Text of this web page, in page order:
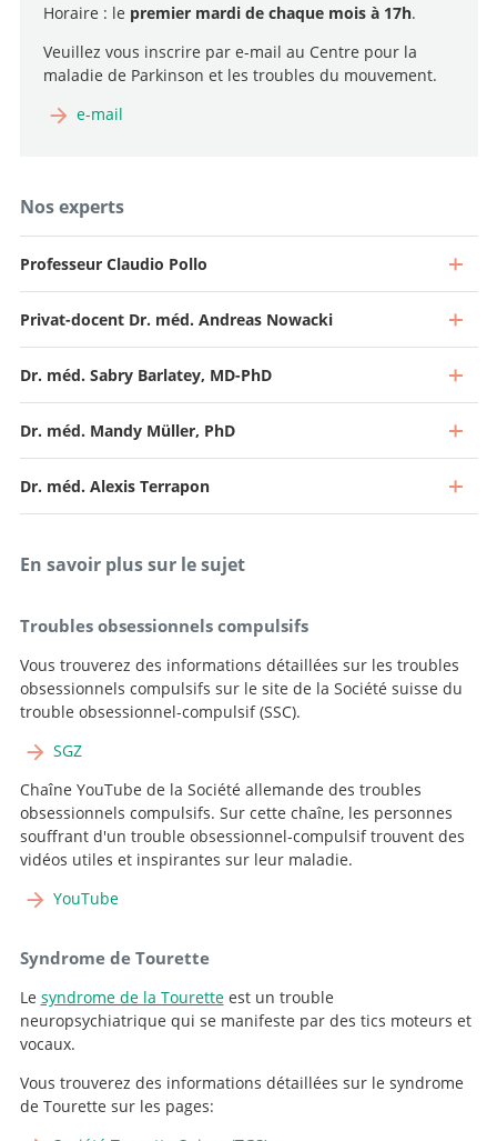
Horaire : le premier mardi de chaque mois à 17h.
Veuillez vous inscrire par e-mail au Centre pour la
maladie de Parkinson et les troubles du mouvement.
e-mail
Nos experts
Professeur Claudio Pollo
Médecin spécialiste à 40 %, Chef de la neurochirurgie
fonctionnelle
Aller au profil
Privat-docent Dr. méd. Andreas Nowacki
Dr. méd. Sabry Barlatey, MD-PhD
Chef de Clinique
Aller au profil
Dr. méd. Mandy Müller, PhD
Cheffe de clinique
Dr. méd. Alexis Terrapon
Chef de clinique adjoint
En savoir plus sur le sujet
Troubles obsessionnels compulsifs
Vous trouverez des informations détaillées sur les troubles
obsessionnels compulsifs sur le site de la Société suisse du
trouble obsessionnel-compulsif (SSC).
SGZ
Chaîne YouTube de la Société allemande des troubles
obsessionnels compulsifs. Sur cette chaîne, les personnes
souffrant d'un trouble obsessionnel-compulsif trouvent des
vidéos utiles et inspirantes sur leur maladie.
YouTube
Syndrome de Tourette
Le syndrome de la Touretteest un trouble
neuropsychiatrique qui se manifeste par des tics moteurs et
vocaux.
Vous trouverez des informations détaillées sur le syndrome
de Tourette sur les pages: